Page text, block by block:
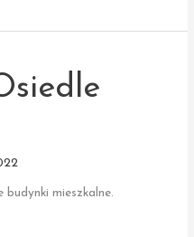
mieszkalne.